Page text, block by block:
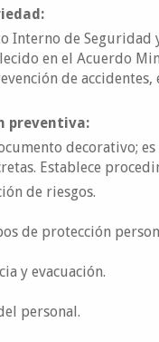
Interno de
en el Acuerdo
de
preventiva:
decorativo;
Establece
de riesgos.
de protección
y evacuación.
personal.